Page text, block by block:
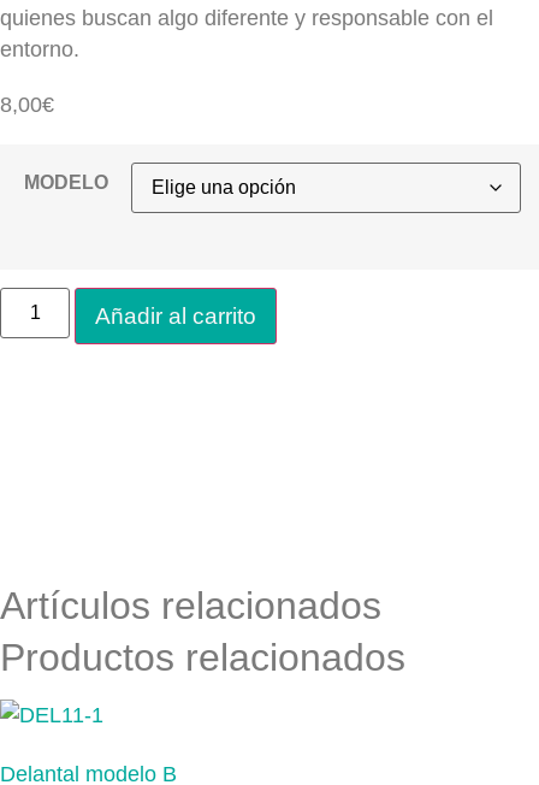
quienes buscan algo diferente y responsable con el
entorno.
8,00€
MODELO
Añadir al carrito
Artículos relacionados
Productos relacionados
Delantal modelo B